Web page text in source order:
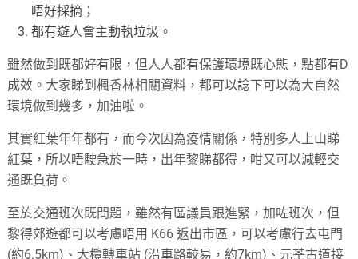
唔好採摘；
都有遊人會主動執垃圾。
雖然做到既都好有限，但人人都有保護環境既心態，點都有D
成效。大家睇到楓香林相關資料，都可以諗下可以為大自然
環境做到幾多，加油啦。
其實紅葉年年都有，而今次因為疫情關係，特別多人上山睇
紅葉，所以唔駛急於一時，出年黎睇都得，咁又可以減輕交
通既負荷。
至於交通班次既問題，雖然有區議員跟進緊，加咗班次，但
黎得郊遊都可以考慮唔用 K66 返出市區，可以考慮行去屯門
(約6.5km)、大欖轉車站 (沿車路較易，約7km)、元荃古道接